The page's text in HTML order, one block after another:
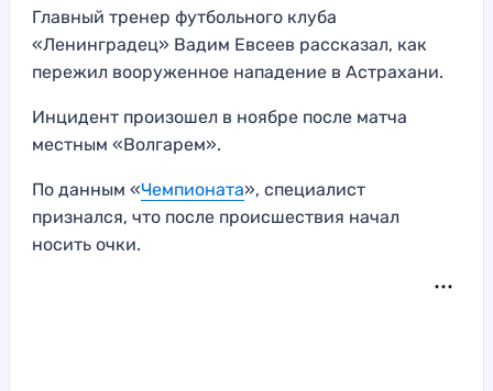
Главный тренер футбольного клуба
«Ленинградец» Вадим Евсеев рассказал, как
пережил вооруженное нападение в Астрахани.
Инцидент произошел в ноябре после матча
местным «Волгарем».
По данным «Чемпионата», специалист
признался, что после происшествия начал
носить очки.